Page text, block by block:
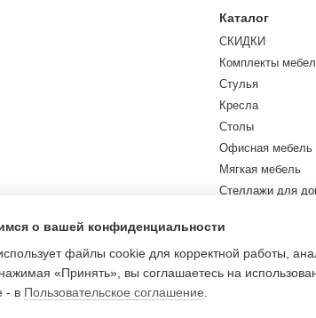
Каталог
СКИДКИ
Комплекты
Стулья
Кресла
Столы
Офисная мебель
Мягкая мебель
Стеллажи для
Садовая мебель
Разное
о вашей конфиденциальности
файлы cookie для корректной работы,
«Принять», вы соглашаетесь на
- в Пользовательское соглашение